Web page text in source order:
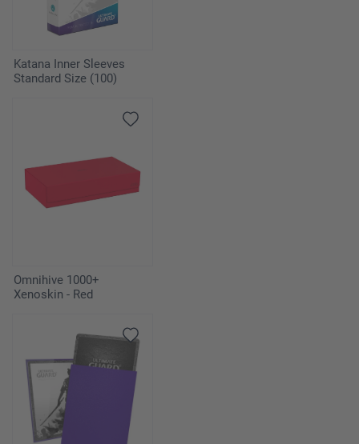
Katana Inner Sleeves
Standard Size (100)
Omnihive 1000+
Xenoskin - Red